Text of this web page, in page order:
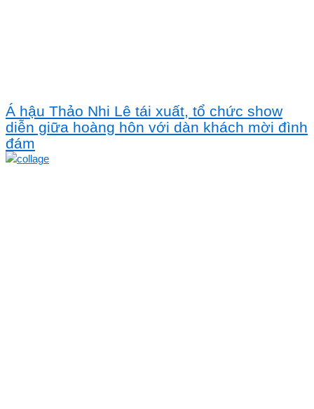
Á hậu Thảo Nhi Lê tái xuất, tổ chức show
diễn giữa hoàng hôn với dàn khách mời đình
đám